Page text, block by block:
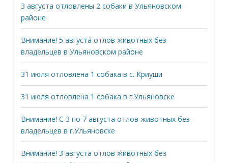
3 августа отловлены 2 собаки в Ульяновском
районе
Внимание! 5 августа отлов животных без
владельцев в Ульяновском районе
31 июля отловлена 1 собака в с. Криуши
31 июля отловлена 1 собака в г.Ульяновске
Внимание! С 3 по 7 августа отлов животных без
владельцев в г.Ульяновске
Внимание! 3 августа отлов животных без